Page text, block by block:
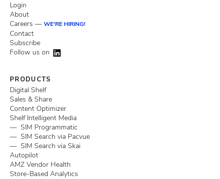
Login
About
Careers — WE'RE HIRING!
Contact
Subscribe
Follow us on
PRODUCTS
Digital Shelf
Sales & Share
Content Optimizer
Shelf Intelligent Media
— SIM Programmatic
— SIM Search via Pacvue
— SIM Search via Skai
Autopilot
AMZ Vendor Health
Store-Based Analytics